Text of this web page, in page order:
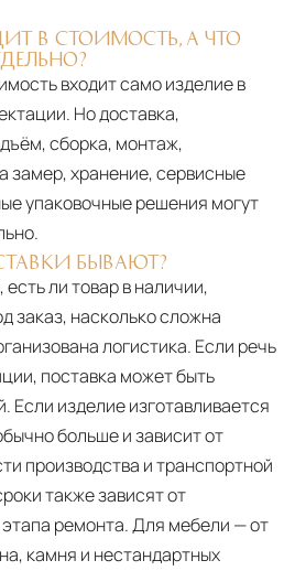
В СТОИМОСТЬ, А ЧТО
входит само изделие в
Но доставка,
сборка, монтаж,
замер, хранение, сервисные
упаковочные решения могут
БЫВАЮТ?
ли товар в наличии,
заказ, насколько сложна
логистика. Если речь
поставка может быть
Если изделие изготавливается
больше и зависит от
производства и транспортной
также зависят от
ремонта. Для мебели — от
камня и нестандартных